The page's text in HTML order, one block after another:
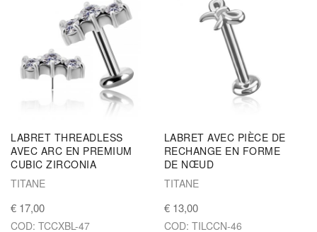
LABRET THREADLESS
AVEC ARC EN PREMIUM
CUBIC ZIRCONIA
TITANE
€ 17,00
COD: TCCXBL-47
LABRET AVEC PIÈCE DE
RECHANGE EN FORME
DE NŒUD
TITANE
€ 13,00
COD: TILCCN-46